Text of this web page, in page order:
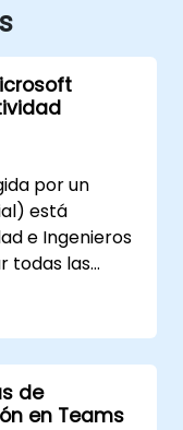
por un
está
e Ingenieros
todas las
en sus
de
en Teams